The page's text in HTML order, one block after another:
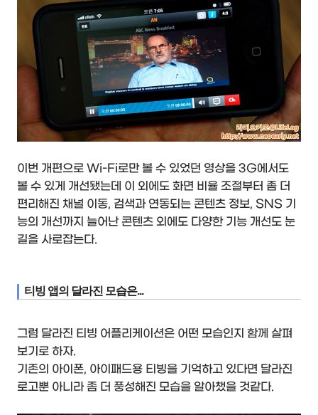
이번 개편으로 Wi-Fi로만 볼 수 있었던 영상을 3G에서도
볼 수 있게 개선됐는데 이 외에도 화면 비율 조절부터 좀 더
편리해진 채널 이동, 검색과 연동되는 콘텐츠 정보, SNS 기
능의 개선까지 늘어난 콘텐츠 외에도 다양한 기능 개선도 눈
길을 사로잡는다.
티빙 앱의 달라진 모습은...
그럼 달라진 티빙 어플리케이션은 어떤 모습인지 함께 살펴
보기로 하자.
기존의 아이폰, 아이패드용 티빙을 기억하고 있다면 달라진
로고뿐 아니라 좀 더 풍성해진 모습을 알아챘을 것같다.